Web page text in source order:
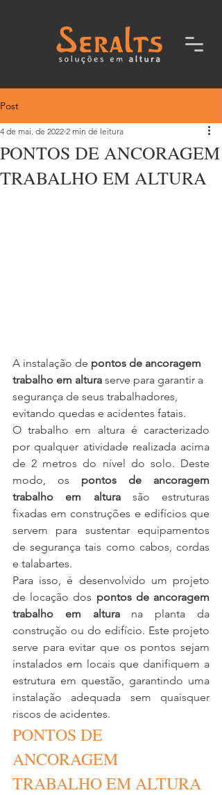
Post
PONTOS DE ANCORAGEM
TRABALHO EM ALTURA
4 de mai. de 2022 2 min de leitura
A instalação de pontos de ancoragem
trabalho em altura serve para garantir a
segurança de seus trabalhadores,
evitando quedas e acidentes fatais.
O trabalho em altura é caracterizado
por qualquer atividade realizada acima
de 2 metros do nível do solo. Deste
modo, os pontos de ancoragem
trabalho em altura são estruturas
fixadas em construções e edifícios que
servem para sustentar equipamentos
de segurança tais como cabos, cordas
e talabartes.
Para isso, é desenvolvido um projeto
de locação dos pontos de ancoragem
trabalho em altura na planta da
construção ou do edifício. Este projeto
serve para evitar que os pontos sejam
instalados em locais que danifiquem a
estrutura em questão, garantindo uma
instalação adequada sem quaisquer
riscos de acidentes.
PONTOS DE
ANCORAGEM
TRABALHO EM ALTURA